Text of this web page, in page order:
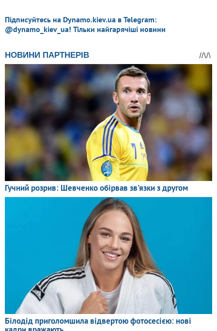
Підписуйтесь на Dynamo.kiev.ua в Telegram:
@dynamo_kiev_ua! Тільки найгарячіші новини